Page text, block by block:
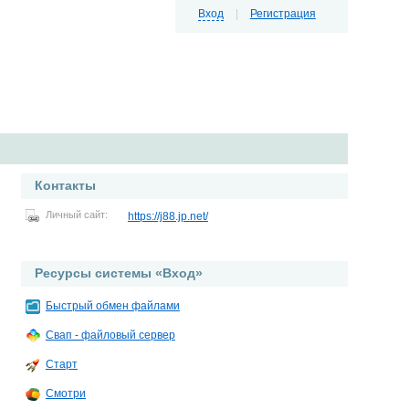
Вход Регистрация
Контакты
Личный сайт: https://j88.jp.net/
Ресурсы системы «Вход»
Быстрый обмен файлами
Свап - файловый сервер
Старт
Смотри